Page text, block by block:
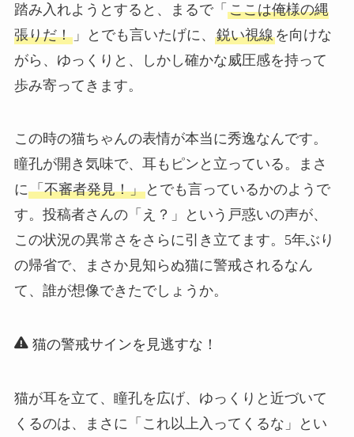
踏み入れようとすると、まるで「 ここは俺様の縄
張りだ！」とでも言いたげに、 鋭い視線を向けな
がら、ゆっくりと、しかし確かな威圧感を持って
歩み寄ってきます。
この時の猫ちゃんの表情が本当に秀逸なんです。
瞳孔が開き気味で、耳もピンと立っている。まさ
に「不審者発見！」とでも言っているかのようで
す。投稿者さんの「え？」という戸惑いの声が、
この状況の異常さをさらに引き立てます。5年ぶり
の帰省で、まさか見知らぬ猫に警戒されるなん
て、誰が想像できたでしょうか。
猫の警戒サインを見逃すな！
猫が耳を立て、瞳孔を広げ、ゆっくりと近づいて
くるのは、まさに「これ以上入ってくるな」とい